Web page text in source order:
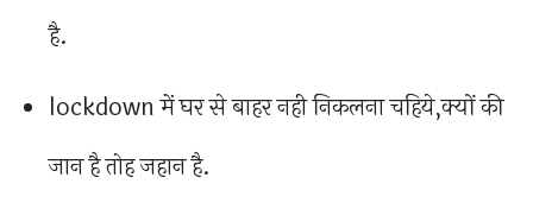
है.
lockdown में घर से बाहर नही निकलना चहिये,क्यों की
जान है तोह जहान है.